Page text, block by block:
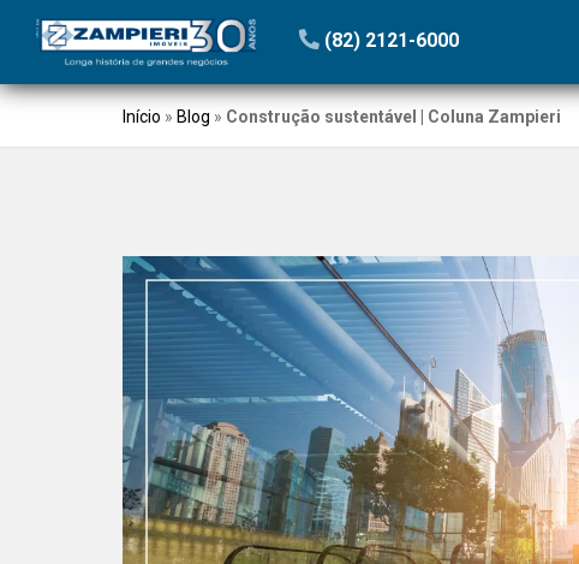
(82) 2121-6000
Início » Blog » Construção sustentável | Coluna Zampieri